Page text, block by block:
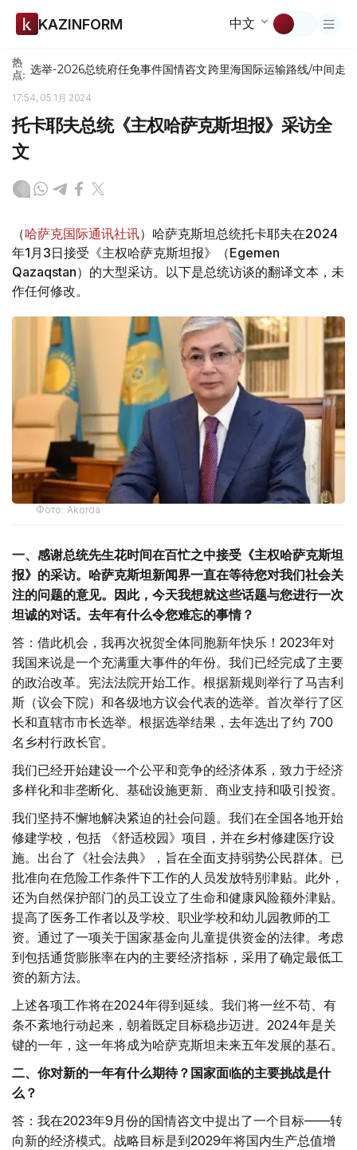
KAZINFORM 中文
热
点: 选举-2026总统府任免事件国情咨文跨里海国际运输路线/中间走廊
17:54, 05 1月 2024
托卡耶夫总统《主权哈萨克斯坦报》采访全
文
（哈萨克国际通讯社讯）​​哈萨克斯坦总统托卡耶夫在2024
年1月3日接受《主权哈萨克斯坦报》（Egemen
Qazaqstan）的大型采访。以下是总统访谈的翻译文本，未
作任何修改。
Фото: Akorda
一、感谢总统先生花时间在百忙之中接受《主权哈萨克斯坦
报》的采访。哈萨克斯坦新闻界一直在等待您对我们社会关
注的问题的意见。因此，今天我想就这些话题与您进行一次
坦诚的对话。去年有什么令您难忘的事情？
答：借此机会，我再次祝贺全体同胞新年快乐！2023年对
我国来说是一个充满重大事件的年份。我们已经完成了主要
的政治改革。宪法法院开始工作。根据新规则举行了马吉利
斯（议会下院）和各级地方议会代表的选举。首次举行了区
长和直辖市市长选举。根据选举结果，去年选出了约 700
名乡村行政长官。
我们已经开始建设一个公平和竞争的经济体系，致力于经济
多样化和非垄断化、基础设施更新、商业支持和吸引投资。
我们坚持不懈地解决紧迫的社会问题。我们在全国各地开始
修建学校，包括 《舒适校园》项目，并在乡村修建医疗设
施。出台了《社会法典》，旨在全面支持弱势公民群体。已
批准向在危险工作条件下工作的人员发放特别津贴。此外，
还为自然保护部门的员工设立了生命和健康风险额外津贴。
提高了医务工作者以及学校、职业学校和幼儿园教师的工
资。通过了一项关于国家基金向儿童提供资金的法律。考虑
到包括通货膨胀率在内的主要经济指标，采用了确定最低工
资的新方法。
上述各项工作将在2024年得到延续。我们将一丝不苟、有
条不紊地行动起来，朝着既定目标稳步迈进。2024年是关
键的一年，这一年将成为哈萨克斯坦未来五年发展的基石。
二、你对新的一年有什么期待？国家面临的主要挑战是什
么？
答：我在2023年9月份的国情咨文中提出了一个目标——转
向新的经济模式。战略目标是到2029年将国内生产总值增